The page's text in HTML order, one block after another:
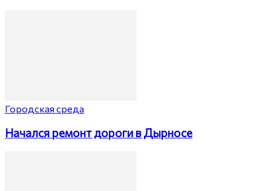
Городская среда
Начался ремонт дороги в Дырносе